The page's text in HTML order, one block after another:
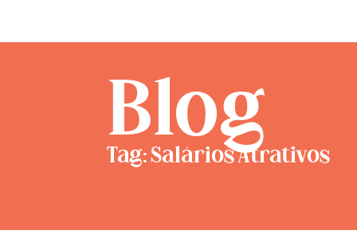
Blog
Tag: Salários Atrativos